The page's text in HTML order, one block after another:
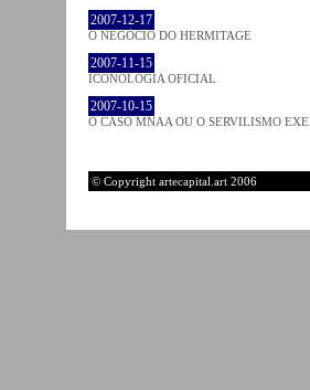
2007-12-17
O NEGÓCIO DO HERMITAGE
2007-11-15
ICONOLOGIA OFICIAL
2007-10-15
O CASO MNAA OU O SERVILISMO
© Copyright artecapital.art 2006